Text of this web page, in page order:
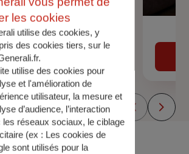
assurance auto
une estimation
les cookies
utilise des cookies, y
des cookies tiers, sur le
utilise des cookies pour
et l'amélioration de
utilisateur, la mesure et
d’audience, l’interaction
les réseaux sociaux, le ciblage
(ex : Les cookies de
sont utilisés pour la